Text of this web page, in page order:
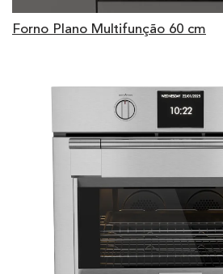
Forno Plano Multifunção 60 cm